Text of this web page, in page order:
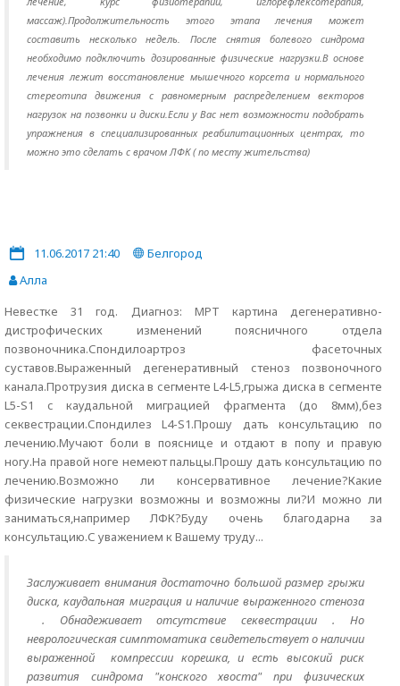
массаж).Продолжительность этого этапа лечения может
составить несколько недель. После снятия болевого синдрома
необходимо подключить дозированные физические нагрузки.В основе
лечения лежит восстановление мышечного корсета и нормального
стереотипа движения с равномерным распределением векторов
нагрузок на позвонки и диски.Если у Вас нет возможности подобрать
упражнения в специализированных реабилитационных центрах, то
можно это сделать с врачом ЛФК ( по месту жительства)
11.06.2017 21:40
Белгород
Алла
Невестке 31 год. Диагноз: МРТ картина дегенеративно-
дистрофических изменений поясничного отдела
позвоночника.Спондилоартроз фасеточных
суставов.Выраженный дегенеративный стеноз позвоночного
канала.Протрузия диска в сегменте L4-L5,грыжа диска в сегменте
L5-S1 c каудальной миграцией фрагмента (до 8мм),без
секвестрации.Спондилез L4-S1.Прошу дать консультацию по
лечению.Мучают боли в пояснице и отдают в попу и правую
ногу.На правой ноге немеют пальцы.Прошу дать консультацию по
лечению.Возможно ли консервативное лечение?Какие
физические нагрузки возможны и возможны ли?И можно ли
заниматься,например ЛФК?Буду очень благодарна за
консультацию.С уважением к Вашему труду...
Заслуживает внимания достаточно большой размер грыжи
диска, каудальная миграция и наличие выраженного стеноза
. Обнадеживает отсутствие секвестрации . Но
неврологическая симптоматика свидетельствует о наличии
выраженной компрессии корешка, и есть высокий риск
развития синдрома "конского хвоста" при физических